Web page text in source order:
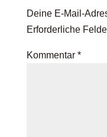
Deine E-Mail-
Erforderliche
Kommentar *